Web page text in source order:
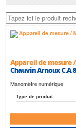
Appareil de mesure
Chauvin Arnoux C.A
Manomètre numérique
Type de produit